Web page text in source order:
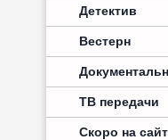
Детектив
Вестерн
ТВ передачи
Скоро на